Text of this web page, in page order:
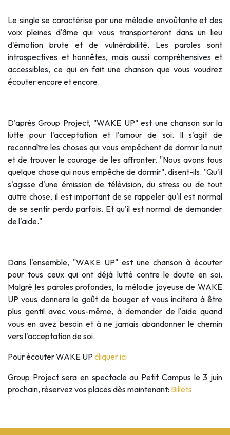
Le single se caractérise par une mélodie envoûtante et des
voix pleines d'âme qui vous transporteront dans un lieu
d'émotion brute et de vulnérabilité. Les paroles sont
introspectives et honnêtes, mais aussi compréhensives et
accessibles, ce qui en fait une chanson que vous voudrez
écouter encore et encore.
D’après Group Project, "WAKE UP" est une chanson sur la
lutte pour l'acceptation et l'amour de soi. Il s'agit de
reconnaître les choses qui vous empêchent de dormir la nuit
et de trouver le courage de les affronter. "Nous avons tous
quelque chose qui nous empêche de dormir", disent-ils. "Qu'il
s'agisse d'une émission de télévision, du stress ou de tout
autre chose, il est important de se rappeler qu'il est normal
de se sentir perdu parfois. Et qu'il est normal de demander
de l'aide."
Dans l'ensemble, "WAKE UP" est une chanson à écouter
pour tous ceux qui ont déjà lutté contre le doute en soi.
Malgré les paroles profondes, la mélodie joyeuse de WAKE
UP vous donnera le goût de bouger et vous incitera à être
plus gentil avec vous-même, à demander de l'aide quand
vous en avez besoin et à ne jamais abandonner le chemin
vers l'acceptation de soi.
Pour écouter WAKE UP cliquer ici
Group Project sera en spectacle au Petit Campus le 3 juin
prochain, réservez vos places dès maintenant: Billets